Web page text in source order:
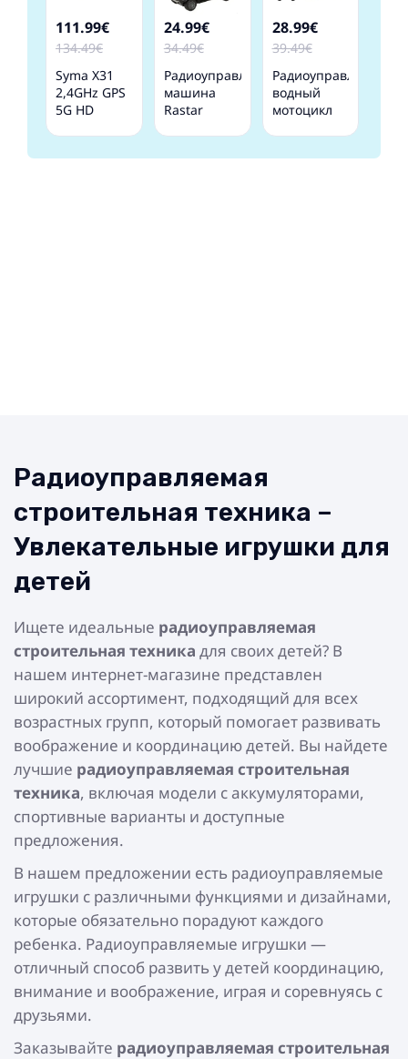
111.99€
134.49€
Syma X31
2,4GHz GPS
5G HD
tālvadības
24.99€
34.49€
Радиоуправляемая
машина
Rastar
CB41280
28.99€
39.49€
Радиоуправляемый
водный
мотоцикл
cm 1:47 4+
Радиоуправляемая
строительная техника –
Увлекательные игрушки для
детей
Ищете идеальные радиоуправляемая
строительная техника для своих детей? В
нашем интернет-магазине представлен
широкий ассортимент, подходящий для всех
возрастных групп, который помогает развивать
воображение и координацию детей. Вы найдете
лучшие радиоуправляемая строительная
техника, включая модели с аккумуляторами,
спортивные варианты и доступные
предложения.
В нашем предложении есть радиоуправляемые
игрушки с различными функциями и дизайнами,
которые обязательно порадуют каждого
ребенка. Радиоуправляемые игрушки —
отличный способ развить у детей координацию,
внимание и воображение, играя и соревнуясь с
друзьями.
Заказывайте радиоуправляемая строительная